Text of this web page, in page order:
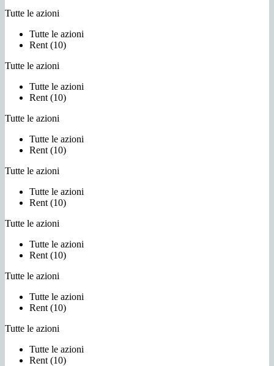
Tutte le azioni
Tutte le azioni
Rent (10)
Tutte le azioni
Tutte le azioni
Rent (10)
Tutte le azioni
Tutte le azioni
Rent (10)
Tutte le azioni
Tutte le azioni
Rent (10)
Tutte le azioni
Tutte le azioni
Rent (10)
Tutte le azioni
Tutte le azioni
Rent (10)
Tutte le azioni
Tutte le azioni
Rent (10)